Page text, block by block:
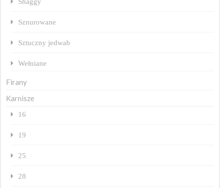
Sznurowane
Sztuczny jedwab
Wełniane
Firany
Karnisze
16
19
25
28